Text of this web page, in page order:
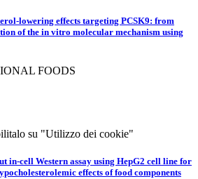
lowering effects targeting PCSK9: from
of the in vitro molecular mechanism using
FOODS
su "Utilizzo dei cookie"
in-cell Western assay using HepG2 cell line for
effects of food components